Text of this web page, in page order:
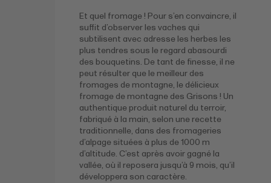
Et quel fromage ! Pour s’en convaincre, il
suffit d’observer les vaches qui
subtilisent avec adresse les herbes les
plus tendres sous le regard abasourdi
des bouquetins. De tant de finesse, il ne
peut résulter que le meilleur des
fromages de montagne, le délicieux
fromage de montagne des Grisons ! Un
authentique produit naturel du terroir,
fabriqué à la main, selon une recette
traditionnelle, dans des fromageries
d’alpage situées à plus de 1000 m
d’altitude. C’est après avoir gagné la
vallée, où il reposera jusqu’à 9 mois, qu’il
développera son caractère.